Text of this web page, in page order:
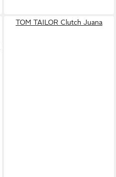
TOM TAILOR Clutch Juana